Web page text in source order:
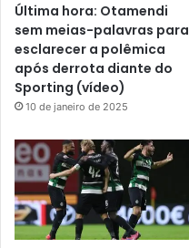
Última hora: Otamendi
sem meias-palavras para
esclarecer a polêmica
após derrota diante do
Sporting (vídeo)
10 de janeiro de 2025